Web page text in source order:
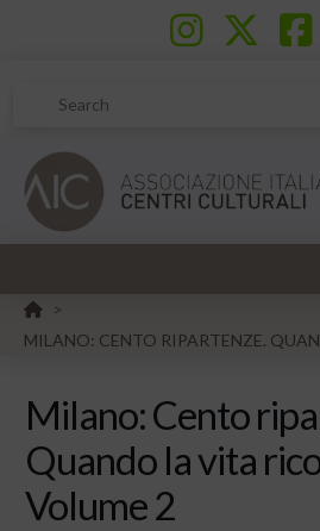
Search
HOME
>
MILANO: CENTO RIPARTENZE.
Milano: Cento
Quando la vita
Volume 2